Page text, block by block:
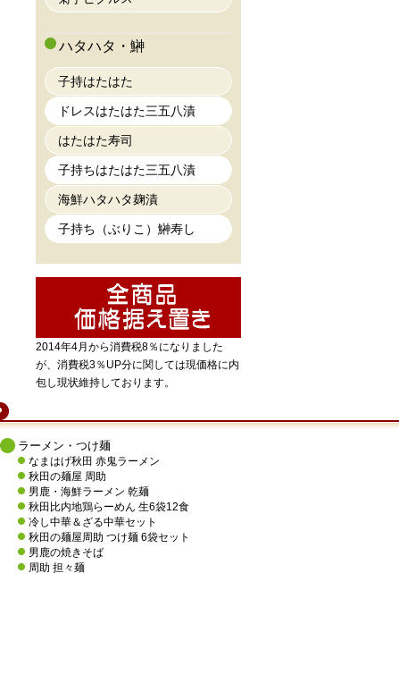
ハタハタ・鰰
子持はたはた
ドレスはたはた三五八漬
はたはた寿司
子持ちはたはた三五八漬
海鮮ハタハタ麹漬
子持ち（ぶりこ）鰰寿し
2014年4月から消費税8％になりました
が、消費税3％UP分に関しては現価格に内
包し現状維持しております。
ラーメン・つけ麺
なまはげ秋田 赤鬼ラーメン
秋田の麺屋 周助
男鹿・海鮮ラーメン 乾麺
秋田比内地鶏らーめん 生6袋12食
冷し中華＆ざる中華セット
秋田の麺屋周助 つけ麺 6袋セット
男鹿の焼きそば
周助 担々麺